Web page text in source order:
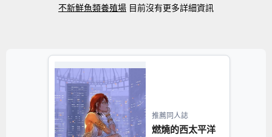
不新鮮魚類養殖場 目前沒有更多詳細資訊
推薦同人誌
燃燒的西太平洋